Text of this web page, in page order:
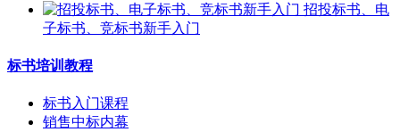
招投标书、电
子标书、竞标书新手入门
标书培训教程
标书入门课程
销售中标内幕